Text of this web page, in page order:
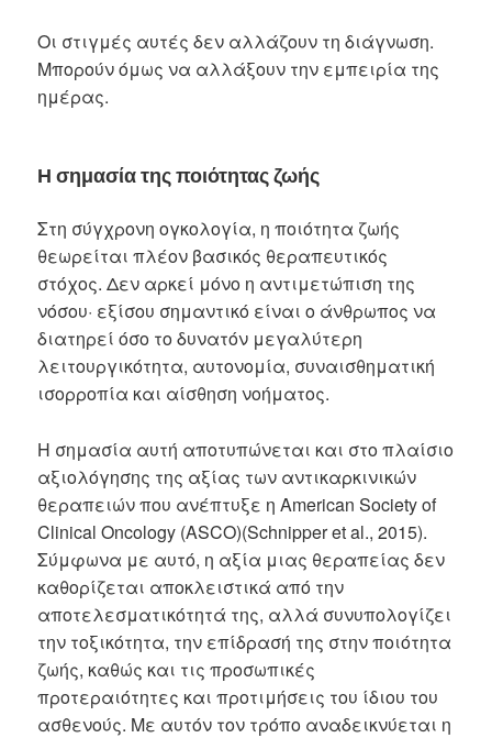
Οι στιγμές αυτές δεν αλλάζουν τη διάγνωση.
Μπορούν όμως να αλλάξουν την εμπειρία της
ημέρας.
Η σημασία της ποιότητας ζωής
Στη σύγχρονη ογκολογία, η ποιότητα ζωής
θεωρείται πλέον βασικός θεραπευτικός
στόχος. Δεν αρκεί μόνο η αντιμετώπιση της
νόσου· εξίσου σημαντικό είναι ο άνθρωπος να
διατηρεί όσο το δυνατόν μεγαλύτερη
λειτουργικότητα, αυτονομία, συναισθηματική
ισορροπία και αίσθηση νοήματος.
Η σημασία αυτή αποτυπώνεται και στο πλαίσιο
αξιολόγησης της αξίας των αντικαρκινικών
θεραπειών που ανέπτυξε η American Society of
Clinical Oncology (ASCO)(Schnipper et al., 2015).
Σύμφωνα με αυτό, η αξία μιας θεραπείας δεν
καθορίζεται αποκλειστικά από την
αποτελεσματικότητά της, αλλά συνυπολογίζει
την τοξικότητα, την επίδρασή της στην ποιότητα
ζωής, καθώς και τις προσωπικές
προτεραιότητες και προτιμήσεις του ίδιου του
ασθενούς. Με αυτόν τον τρόπο αναδεικνύεται η